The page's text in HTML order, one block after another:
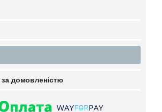
за домовленістю